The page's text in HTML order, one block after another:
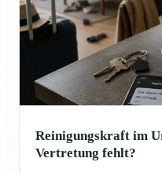
Reinigungskraft im
Vertretung fehlt?